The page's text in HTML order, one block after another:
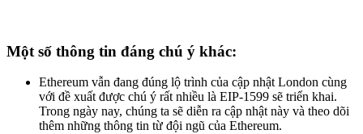
Một số thông tin đáng chú ý khác:
Ethereum vẫn đang đúng lộ trình của cập nhật London cùng
với đề xuất được chú ý rất nhiều là EIP-1599 sẽ triển khai.
Trong ngày nay, chúng ta sẽ diễn ra cập nhật này và theo dõi
thêm những thông tin từ đội ngũ của Ethereum.